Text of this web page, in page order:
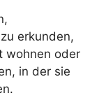
erkunden,
wohnen oder
in der sie